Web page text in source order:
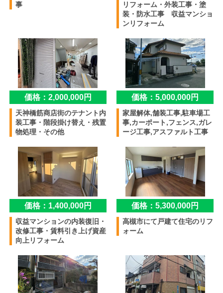
事
リフォーム・外装工事・塗
装・防水工事 収益マンショ
ンリフォーム
価格：2,000,000円
天神橋筋商店街のテナント内
装工事・階段掛け替え・残置
物処理・その他
価格：5,000,000円
家屋解体,舗装工事,駐車場工
事,カーポート,フェンス,ガレ
ージ工事,アスファルト工事
価格：1,400,000円
収益マンションの内装復旧・
改修工事・賃料引き上げ資産
向上リフォーム
価格：5,300,000円
高槻市にて戸建て住宅のリフ
ォーム